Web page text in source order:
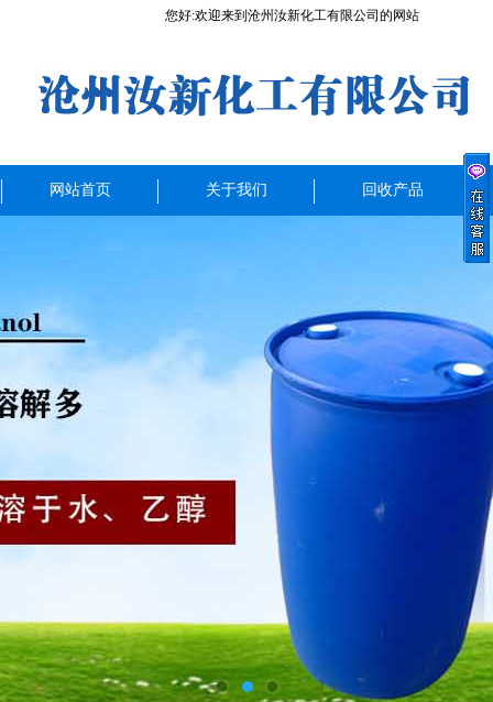
您好:欢迎来到沧州汝新化工有限公司的网站
网站首页 关于我们 回收产品